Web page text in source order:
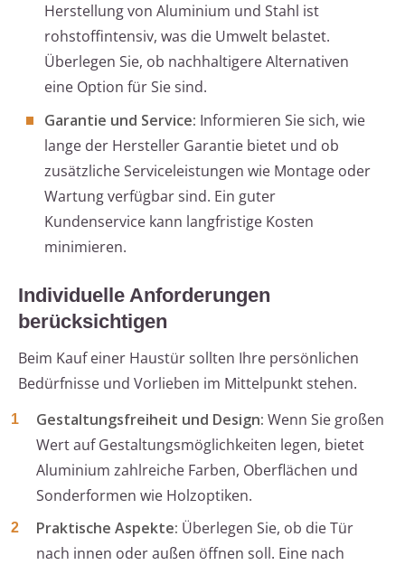
Herstellung von Aluminium und Stahl ist
rohstoffintensiv, was die Umwelt belastet.
Überlegen Sie, ob nachhaltigere Alternativen
eine Option für Sie sind.
Garantie und Service: Informieren Sie sich, wie
lange der Hersteller Garantie bietet und ob
zusätzliche Serviceleistungen wie Montage oder
Wartung verfügbar sind. Ein guter
Kundenservice kann langfristige Kosten
minimieren.
Individuelle Anforderungen
berücksichtigen
Beim Kauf einer Haustür sollten Ihre persönlichen
Bedürfnisse und Vorlieben im Mittelpunkt stehen.
Gestaltungsfreiheit und Design: Wenn Sie großen
Wert auf Gestaltungsmöglichkeiten legen, bietet
Aluminium zahlreiche Farben, Oberflächen und
Sonderformen wie Holzoptiken.
Praktische Aspekte: Überlegen Sie, ob die Tür
nach innen oder außen öffnen soll. Eine nach